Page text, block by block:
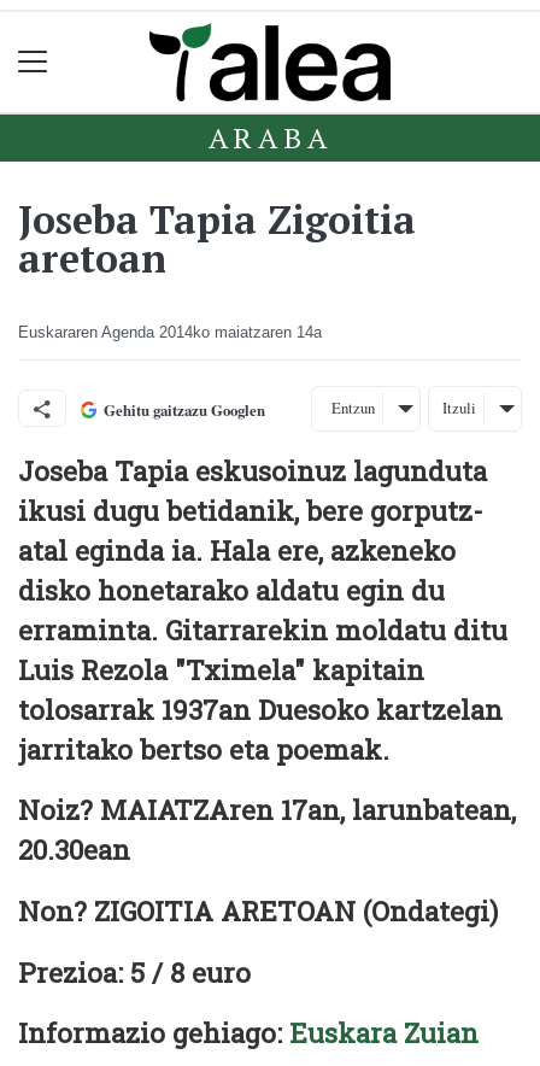
ARABA
Joseba Tapia Zigoitia
aretoan
Euskararen Agenda 2014ko maiatzaren 14a
Gehitu gaitzazu Googlen Entzun Itzuli
Joseba Tapia eskusoinuz lagunduta
ikusi dugu betidanik, bere gorputz-
atal eginda ia. Hala ere, azkeneko
disko honetarako aldatu egin du
erraminta. Gitarrarekin moldatu ditu
Luis Rezola "Tximela" kapitain
tolosarrak 1937an Duesoko kartzelan
jarritako bertso eta poemak.
Noiz? MAIATZAren 17an, larunbatean,
20.30ean
Non? ZIGOITIA ARETOAN (Ondategi)
Prezioa: 5 / 8 euro
Informazio gehiago: Euskara Zuian